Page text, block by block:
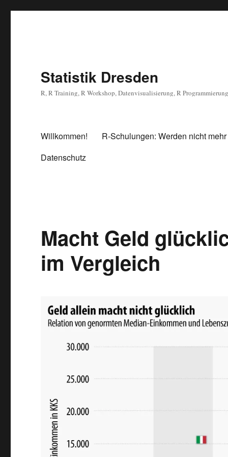
Statistik Dresden
R, R Training, R Workshop, Datenvisualisierung, R Programmierung
Willkommen! R-Schulungen: Werden nicht
Datenschutz
Macht Geld
im Vergleich